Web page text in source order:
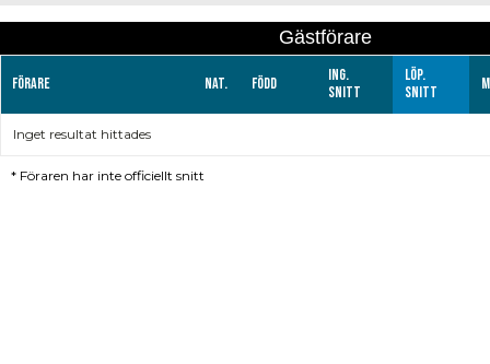
Gästförare
Förare Nat. Född
Ing.
snitt
Löp.
snitt
Inget resultat hittades
* Föraren har inte officiellt snitt